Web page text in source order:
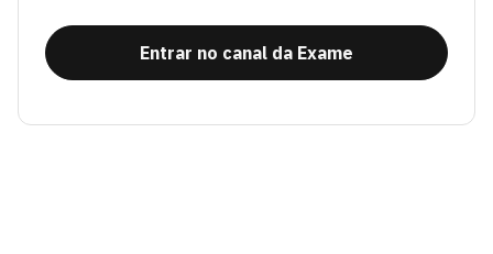
Entrar no canal da Exame